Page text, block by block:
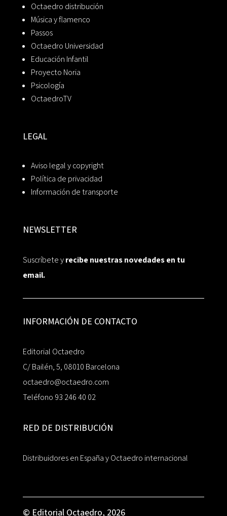
Octaedro distribución
Música y flamenco
Passos
Octaedro Universidad
Educación Infantil
Proyecto Noria
Psicología
OctaedroTV
LEGAL
Aviso legal y copyright
Política de privacidad
Información de transporte
NEWSLETTER
Suscríbete yrecibe nuestras novedades en tu
email.
INFORMACIÓN DE CONTACTO
Editorial Octaedro
C/ Bailén, 5, 08010 Barcelona
octaedro@octaedro.com
Teléfono 93 246 40 02
RED DE DISTRIBUCIÓN
Distribuidores en España y Octaedro internacional
© Editorial Octaedro, 2026